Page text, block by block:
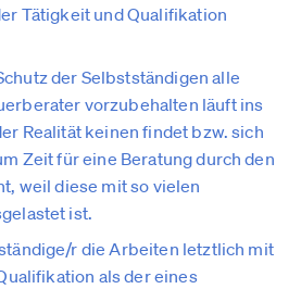
Tätigkeit und Qualifikation
der Selbstständigen alle
vorzubehalten läuft ins
Realität keinen findet bzw. sich
Zeit für eine Beratung durch den
weil diese mit so vielen
ist.
r die Arbeiten letztlich mit
als der eines